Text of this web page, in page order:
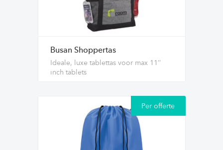
Busan Shoppertas
Ideale, luxe tablettas voor max 11’’
inch tablets
Per offerte